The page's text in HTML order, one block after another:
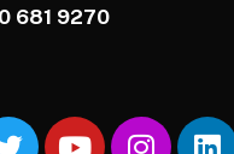
681 9270